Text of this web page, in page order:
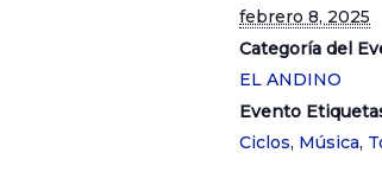
febrero 8, 2025
Categoría del
EL ANDINO
Evento
Ciclos, Música,